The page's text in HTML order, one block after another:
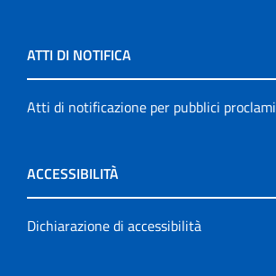
ATTI DI NOTIFICA
Atti di notificazione per pubblici proclami
ACCESSIBILITÀ
Dichiarazione di accessibilità